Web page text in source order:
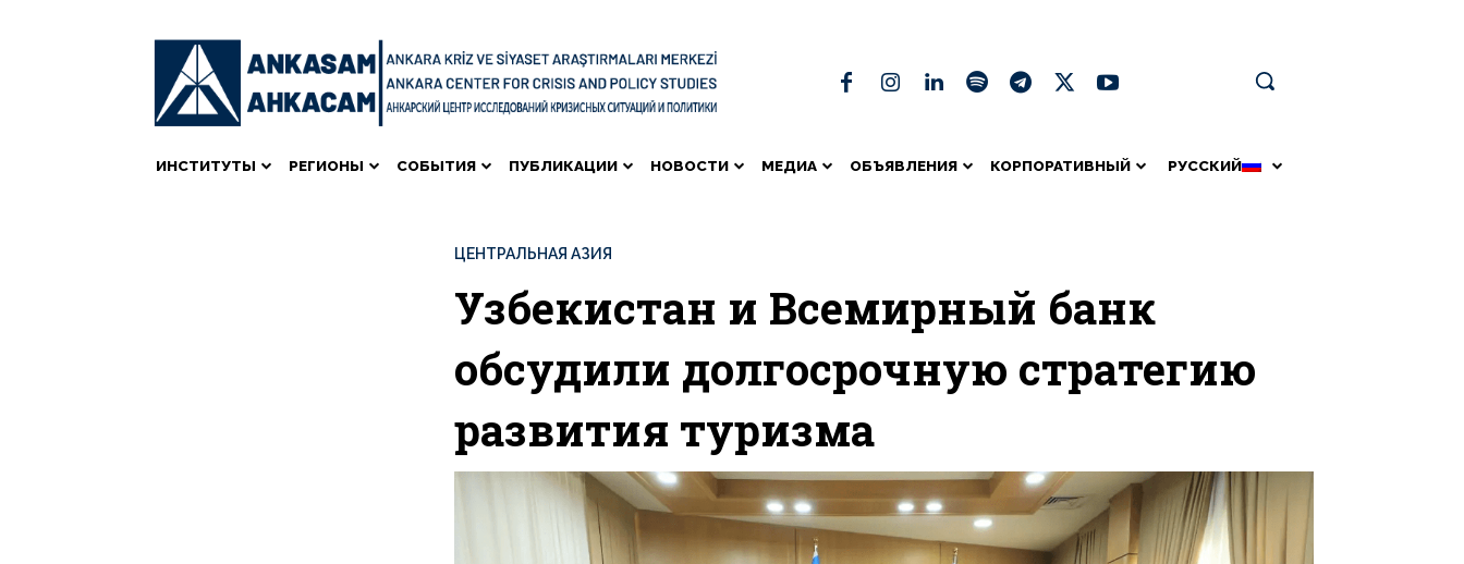
ИНСТИТУТЫ РЕГИОНЫ СОБЫТИЯ ПУБЛИКАЦИИ НОВОСТИ МЕДИА ОБЪЯВЛЕНИЯ КОРПОРАТИВНЫЙ РУССКИЙ
ЦЕНТРАЛЬНАЯ АЗИЯ
Узбекистан и Всемирный банк
обсудили долгосрочную стратегию
развития туризма